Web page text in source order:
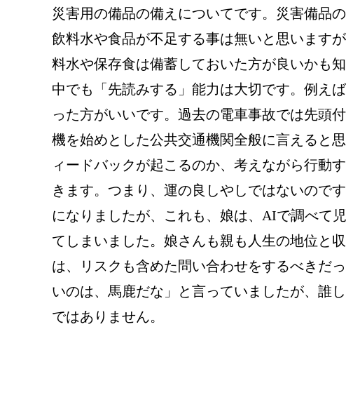
災害用の備品の備えについてです。災害備品
飲料水や食品が不足する事は無いと思います
料水や保存食は備蓄しておいた方が良いかも
中でも「先読みする」能力は大切です。例え
った方がいいです。過去の電車事故では先頭
機を始めとした公共交通機関全般に言えると
ィードバックが起こるのか、考えながら行動
きます。つまり、運の良しやしではないので
になりましたが、これも、娘は、AIで調べて
てしまいました。娘さんも親も人生の地位と
は、リスクも含めた問い合わせをするべきだ
いのは、馬鹿だな」と言っていましたが、誰
ではありません。